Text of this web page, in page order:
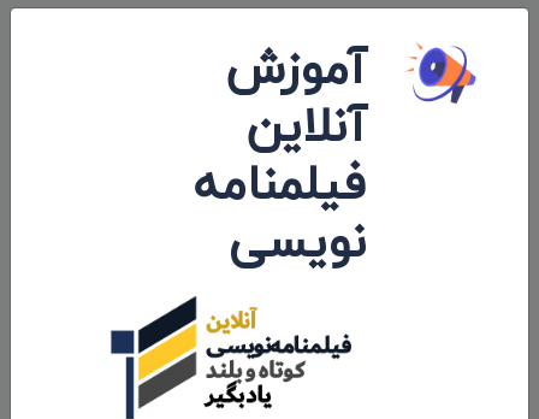
در بخش بهترین فیلم تجربی و بهترین فیلم مستند به
دلیل کم بودن تعداد آثار نامزدی در نظر گرفته نشده
است و فقط برنده آن بخش اعلام خواهد شد.
لینک کوتاه و استاندارد:
iranfilmport.com/334
آموزش
آنلاین
فیلمنامه
نویسی